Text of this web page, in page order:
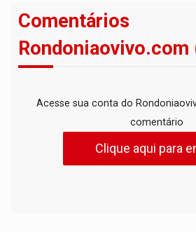
Comentários
Rondoniaovivo.com
Acesse sua conta do
comentário
Clique aqui para